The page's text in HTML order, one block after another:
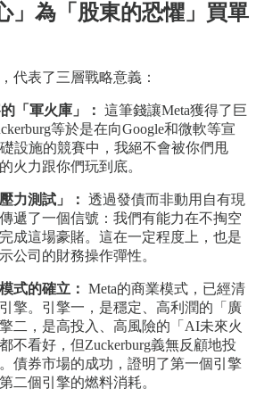
」為「股東的恐懼」買單
代表了三層戰略意義：
「軍火庫」： 這筆錢讓Meta獲得了巨
等於是在向Google和微軟等宣
設施的競賽中，我絕不會被你們甩
火力跟你們玩到底。
力測試」： 透過發債而非動用自有現
遞了一個信號：我們有能力在不掏空
成這場豪賭。這在一定程度上，也是
公司的財務操作彈性。
式的確立： Meta的商業模式，已經清
擎。引擎一，是穩定、高利潤的「廣
二，是高投入、高風險的「AI未來火
不看好，但Zuckerburg義無反顧地投
。債券市場的成功，證明了第一個引擎
二個引擎的燃料消耗。